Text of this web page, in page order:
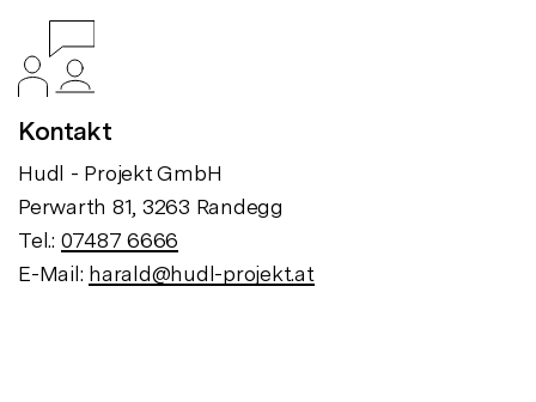
Kontakt
Hudl - Projekt GmbH
Perwarth 81, 3263 Randegg
Tel.: 07487 6666
E-Mail: harald@hudl-projekt.at